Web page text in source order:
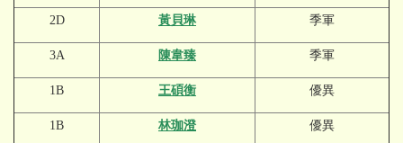
2D 黃貝琳 季軍
3A 陳韋臻 季軍
1B 王碩衡 優異
1B 林珈澄 優異